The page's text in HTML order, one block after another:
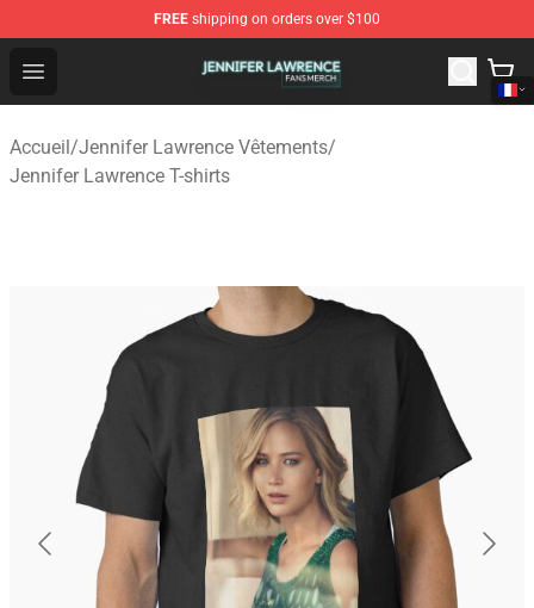
FREE shipping on orders over $100
Open menu
Jennifer Lawrence Shop - Official Jennifer Lawrence
Accueil/Jennifer Lawrence Vêtements/
Jennifer Lawrence T-shirts